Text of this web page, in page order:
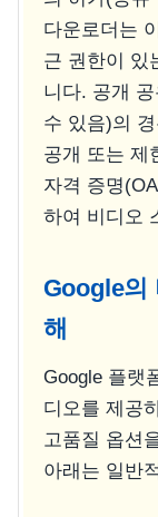
다운로더는
근 권한이 있
니다. 공개
수 있음)의
공개 또는 제
자격 증명
하여 비디오
Google의
해
Google 플랫
디오를 제공
고품질 옵션
아래는 일반